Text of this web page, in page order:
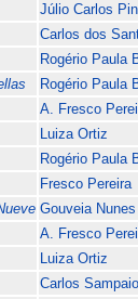
Júlio Carlos
Carlos dos
Rogério Paula
Rogério Paula
A. Fresco
Luiza Ortiz
Rogério Paula
Fresco Pereira
Gouveia Nunes
A. Fresco
Luiza Ortiz
Carlos